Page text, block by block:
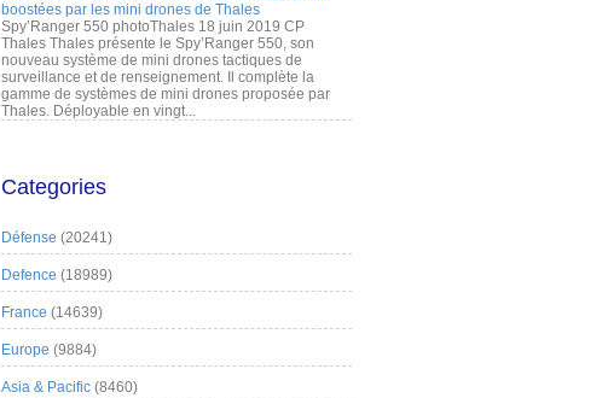
boostées par les mini drones de Thales
Spy’Ranger 550 photoThales 18 juin 2019 CP
Thales Thales présente le Spy’Ranger 550, son
nouveau système de mini drones tactiques de
surveillance et de renseignement. Il complète la
gamme de systèmes de mini drones proposée par
Thales. Déployable en vingt...
Categories
Défense (20241)
Defence (18989)
France (14639)
Europe (9884)
Asia & Pacific (8460)